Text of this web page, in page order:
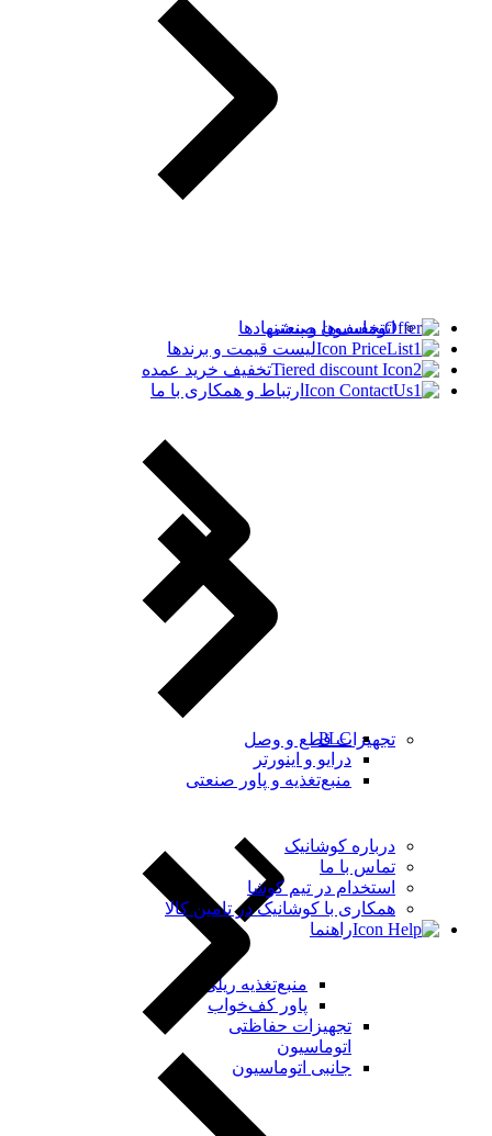
اتوماسیون صنعتی
PLC
درایو و اینورتر
منبع‌تغذیه و پاور صنعتی
منبع‌تغذیه ریلی
پاور کف‌خواب
تجهیزات حفاظتی
اتوماسیون
جانبی اتوماسیون
تجهیزات قطع و وصل
تخفیف‌ها و پیشنهادها
لیست قیمت و برندها
تخفیف خرید عمده
ارتباط و همکاری با ما
درباره کوشانیک
تماس با ما
استخدام در تیم کوشا
همکاری با کوشانیک در تامین کالا
راهنما